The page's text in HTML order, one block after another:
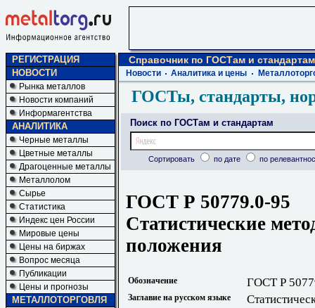
РЕГИСТРАЦИЯ
НОВОСТИ
Рынка металлов
Новости компаний
Информагентства
АНАЛИТИКА
Черные металлы
Цветные металлы
Драгоценные металлы
Металлолом
Сырье
Статистика
Индекс цен России
Мировые цены
Цены на биржах
Вопрос месяца
Публикации
Цены и прогнозы
МЕТАЛЛОТОРГОВЛЯ
Справочник по ГОСТам и стандартам
Новости Аналитика и цены
ГОСТы, стандарты,
Поиск по ГОСТам и стандартам
Сортировать по дате по
ГОСТ Р 50779.0-95
Статистические
положения
Обозначение ГОСТ Р
Заглавие на русском языке